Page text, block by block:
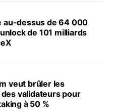
au-dessus de 64 000
de 101 milliards
veut brûler les
validateurs pour
à 50 %